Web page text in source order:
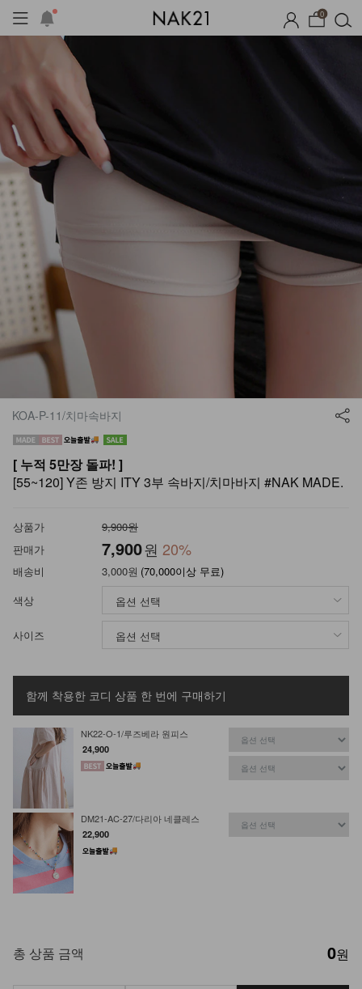
0
자체제작
KOA-P-11/치마속바지
[ 누적 5만장 돌파! ]
[55~120] Y존 방지 ITY 3부 속바지/치마바지 #NAK MADE.
상품가
9,900원
판매가
7,900원 20%
배송비 3,000원 (70,000이상 무료)
색상
사이즈
함께 착용한 코디 상품 한 번에 구매하기
NK22-O-1/루즈베라 원피스
24,900
DM21-AC-27/다리아 네클레스
22,900
총 상품 금액 0원